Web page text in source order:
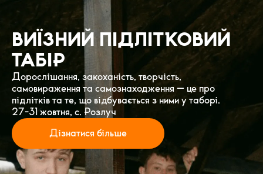
ВИЇЗНИЙ ПІДЛІТКОВИЙ
ТАБІР
Дорослішання, закоханість, творчість,
самовираження та самознаходження — це про
підлітків та те, що відбувається з ними у таборі.
27-31 жовтня, с. Розлуч
Дізнатися більше